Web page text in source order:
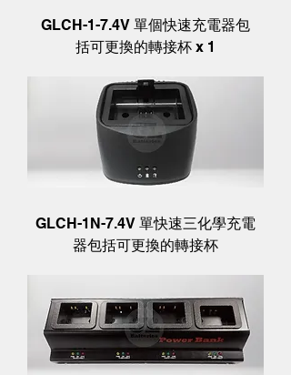
GLCH-1-7.4V 單個快速充電器包
括可更換的轉接杯 x 1
GLCH-1N-7.4V 單快速三化學充電
器包括可更換的轉接杯